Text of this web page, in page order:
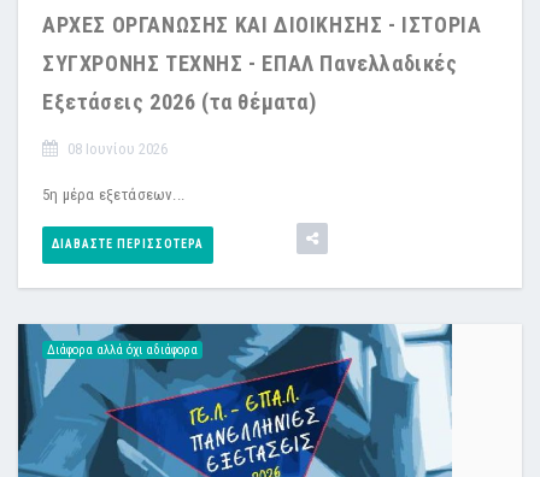
ΑΡΧΕΣ ΟΡΓΑΝΩΣΗΣ ΚΑΙ ΔΙΟΙΚΗΣΗΣ - ΙΣΤΟΡΙΑ
ΣΥΓΧΡΟΝΗΣ ΤΕΧΝΗΣ - ΕΠΑΛ Πανελλαδικές
Εξετάσεις 2026 (τα θέματα)
08 Ιουνίου 2026
5η μέρα εξετάσεων...
ΔΙΑΒΆΣΤΕ ΠΕΡΙΣΣΌΤΕΡΑ
Διάφορα αλλά όχι αδιάφορα